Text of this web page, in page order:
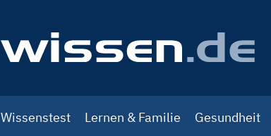
navigation
Wissenstest Lernen & Familie Gesundheit